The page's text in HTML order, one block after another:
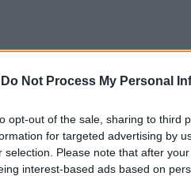
Do Not Process My Personal
opt-out of the sale, sharing to third
for targeted advertising by
selection. Please note that after
interest-based ads based on
foram aprovados, por
votos da coligação